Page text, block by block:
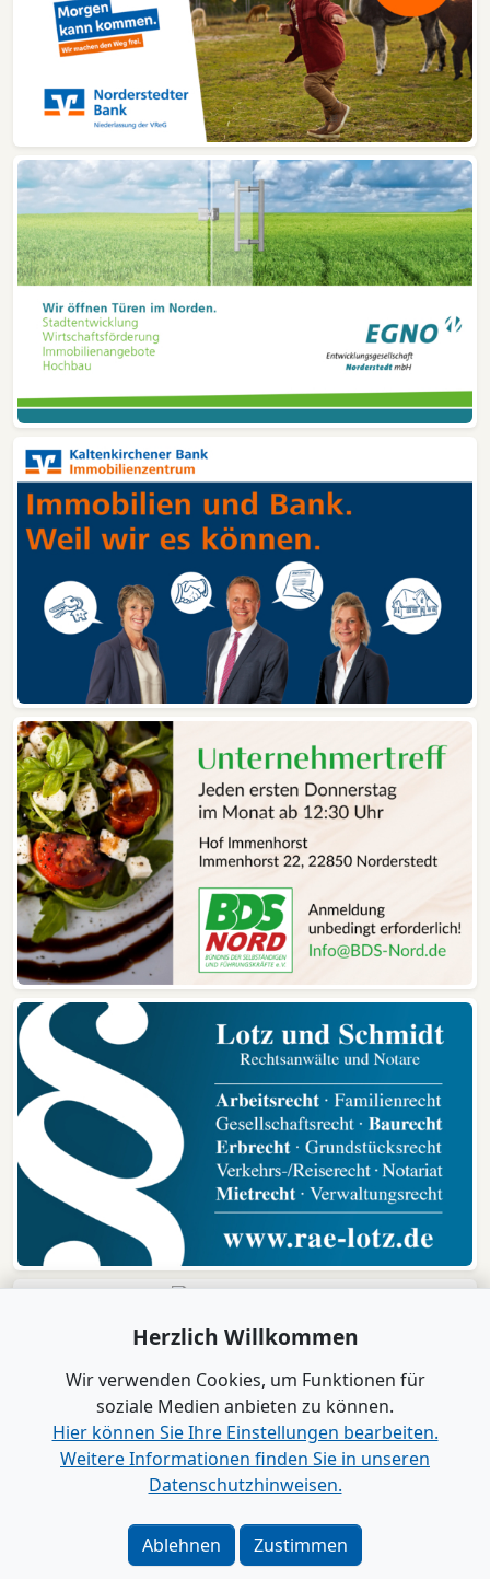
Impressum
|Datenschutz|Barrierefreiheit
Google als bevorzugte Quelle merken
Herzlich Willkommen
Wir verwenden Cookies, um Funktionen für
soziale Medien anbieten zu können.
Hier können Sie Ihre Einstellungen bearbeiten.
Weitere Informationen finden Sie in unseren
Datenschutzhinweisen.
Ablehnen Zustimmen